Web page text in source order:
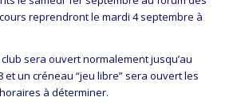
reprendront le mardi 4 septembre à
sera ouvert normalement jusqu’au
et un créneau “jeu libre” sera ouvert les
à déterminer.